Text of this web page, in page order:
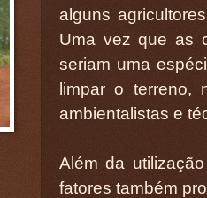
alguns
Uma vez que as
seriam uma
limpar o
ambientalistas e
Além da
fatores também